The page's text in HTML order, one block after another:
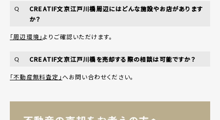
Q
CREATIF文京江戸川橋周辺にはどんな施設やお店があります
か？
「周辺環境」よりご確認いただけます。
Q CREATIF文京江戸川橋を売却する際の相談は可能ですか？
「不動産無料査定」へお問い合わせください。